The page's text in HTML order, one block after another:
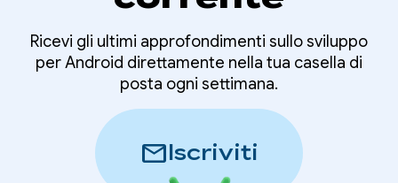
Ricevi gli ultimi approfondimenti sullo sviluppo
per Android direttamente nella tua casella di
posta ogni settimana.
mailIscriviti